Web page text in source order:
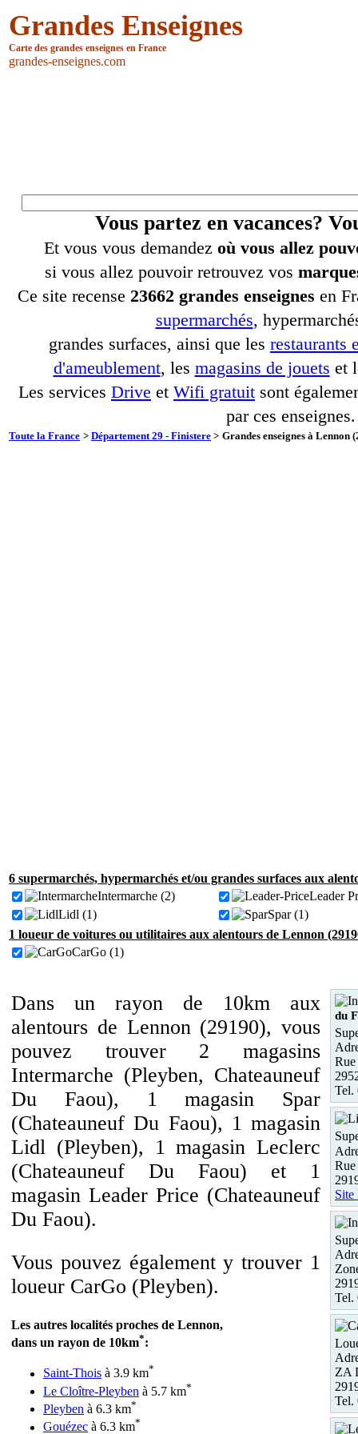
Grandes Enseignes
Carte des grandes enseignes en France
grandes-enseignes.com
Vous partez en vacances?
Et vous vous demandez où vous allez
si vous allez pouvoir retrouvez vos
Ce site recense 23662 grandes enseignes en
supermarchés,
grandes surfaces, ainsi que les restaurants
d'ameublement, les magasins de jouets et
Les services Drive et Wifi gratuit sont
par ces enseignes.
Toute la France > Département 29 - Finistere > Grandes enseignes à Lennon
6 supermarchés, hypermarchés et/ou grandes surfaces aux
Intermarche (2)
Leader
Lidl (1)
Spar (1)
1 loueur de voitures ou utilitaires aux alentours de Lennon
CarGo (1)
Dans un rayon de 10km aux
alentours de Lennon (29190), vous
pouvez trouver 2 magasins
Intermarche (Pleyben, Chateauneuf
Du Faou), 1 magasin Spar
(Chateauneuf Du Faou), 1 magasin
Lidl (Pleyben), 1 magasin Leclerc
(Chateauneuf Du Faou) et 1
magasin Leader Price (Chateauneuf
Du Faou).
Vous pouvez également y trouver 1
loueur CarGo (Pleyben).
Les autres localités proches de Lennon,
dans un rayon de 10km*:
Saint-Thois à 3.9 km*
Le Cloître-Pleyben à 5.7 km*
Pleyben à 6.3 km*
Gouézec à 6.3 km*
du
Tel.
Site
Tel.
ZA
Tel.